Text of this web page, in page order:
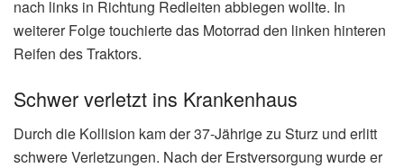
nach links in Richtung Redleiten abbiegen wollte. In
weiterer Folge touchierte das Motorrad den linken hinteren
Reifen des Traktors.
Schwer verletzt ins Krankenhaus
Durch die Kollision kam der 37-Jährige zu Sturz und erlitt
schwere Verletzungen. Nach der Erstversorgung wurde er